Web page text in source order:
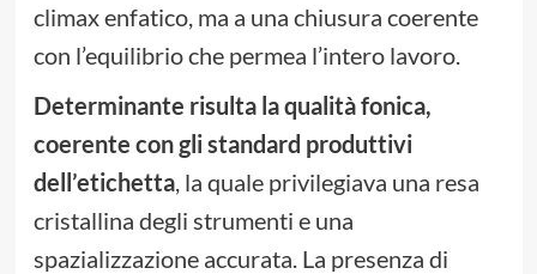
climax enfatico, ma a una chiusura coerente
con l’equilibrio che permea l’intero lavoro.
Determinante risulta la qualità fonica,
coerente con gli standard produttivi
dell’etichetta, la quale privilegiava una resa
cristallina degli strumenti e una
spazializzazione accurata. La presenza di